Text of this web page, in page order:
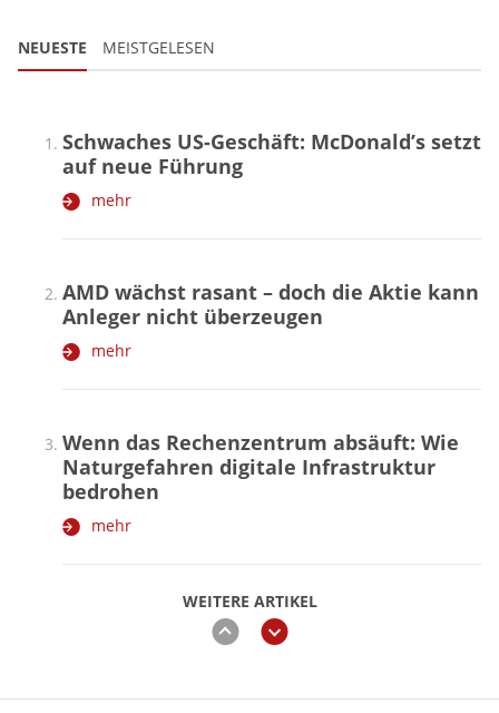
NEUESTE MEISTGELESEN
WEITERE ARTIKEL
zurückweiter
Schwaches US-Geschäft: McDonald’s setzt
auf neue Führung
mehr
AMD wächst rasant – doch die Aktie kann
Anleger nicht überzeugen
mehr
Wenn das Rechenzentrum absäuft: Wie
Naturgefahren digitale Infrastruktur
bedrohen
mehr